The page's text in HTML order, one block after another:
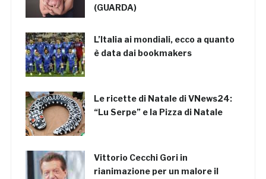
(GUARDA)
L’Italia ai mondiali, ecco a quanto
è data dai bookmakers
Le ricette di Natale di VNews24:
“Lu Serpe” e la Pizza di Natale
Vittorio Cecchi Gori in
rianimazione per un malore il